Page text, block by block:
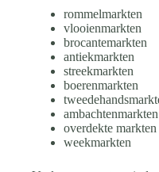
rommelmarkten
vlooienmarkten
brocantemarkten
antiekmarkten
streekmarkten
boerenmarkten
ambachtenmarkten
overdekte markten
weekmarkten